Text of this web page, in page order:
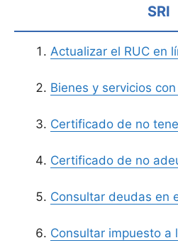
SRI
Actualizar el RUC en
Bienes y servicios
Certificado de no
Certificado de no
Consultar deudas en
Consultar impuesto a